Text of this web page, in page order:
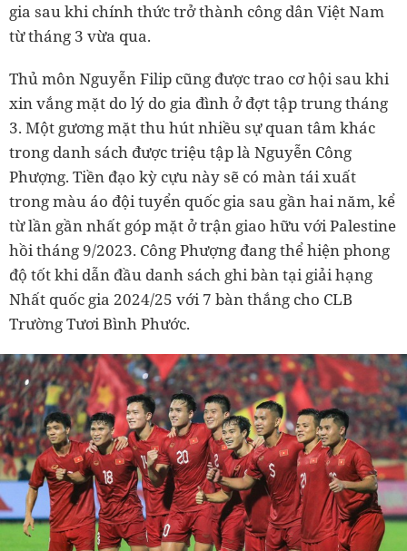
gia sau khi chính thức trở thành công dân Việt Nam
từ tháng 3 vừa qua.
Thủ môn Nguyễn Filip cũng được trao cơ hội sau khi
xin vắng mặt do lý do gia đình ở đợt tập trung tháng
3. Một gương mặt thu hút nhiều sự quan tâm khác
trong danh sách được triệu tập là Nguyễn Công
Phượng. Tiền đạo kỳ cựu này sẽ có màn tái xuất
trong màu áo đội tuyển quốc gia sau gần hai năm, kể
từ lần gần nhất góp mặt ở trận giao hữu với Palestine
hồi tháng 9/2023. Công Phượng đang thể hiện phong
độ tốt khi dẫn đầu danh sách ghi bàn tại giải hạng
Nhất quốc gia 2024/25 với 7 bàn thắng cho CLB
Trường Tươi Bình Phước.